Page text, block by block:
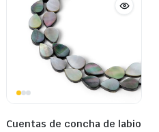
Cuentas de concha de labio